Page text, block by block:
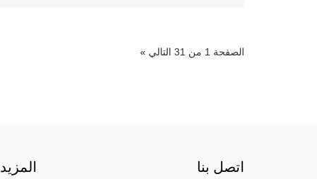
الصفحة 1 من 31 التالي »
اتصل بنا المزيد